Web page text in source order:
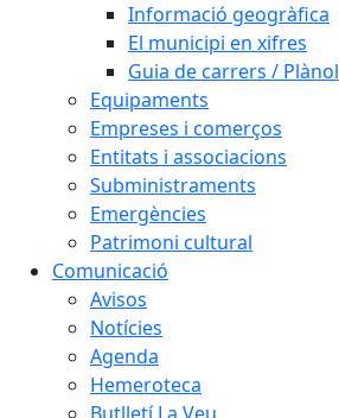
Informació geogràfica
El municipi en xifres
Guia de carrers / Plànol
Equipaments
Empreses i comerços
Entitats i associacions
Subministraments
Emergències
Patrimoni cultural
Comunicació
Avisos
Notícies
Agenda
Hemeroteca